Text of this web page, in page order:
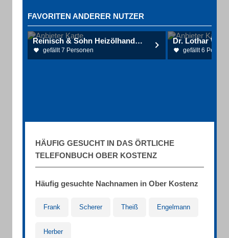
FAVORITEN ANDERER NUTZER
Reinisch & Sohn Heizölhandel - Pellets - Baggerarbeiten
gefällt 7 Personen gefällt 6
HÄUFIG GESUCHT IN DAS ÖRTLICHE
TELEFONBUCH OBER KOSTENZ
Häufig gesuchte Nachnamen in Ober Kostenz
Frank Scherer Theiß Engelmann
Herber